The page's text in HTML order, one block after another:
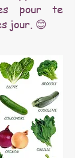
pour te
jour. 😊